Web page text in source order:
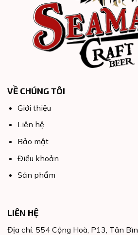
VỀ CHÚNG TÔI
Giới thiệu
Liên hệ
Bảo mật
Điều khoản
Sản phẩm
LIÊN HỆ
Địa chỉ: 554 Cộng Hoà, P13, Tân